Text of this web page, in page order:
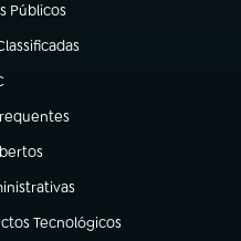
Públicos
aba)
aba)
em nova aba)
aba)
aba)
aba)
Tecnológicos